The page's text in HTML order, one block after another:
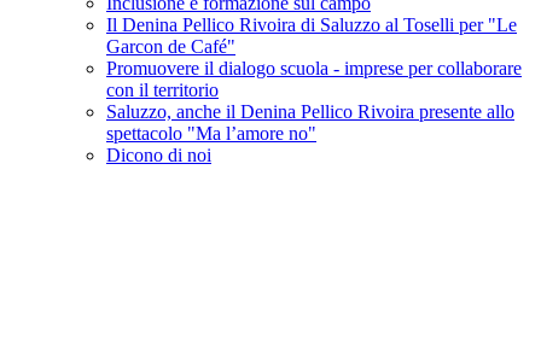
Il Denina Pellico Rivoira di Saluzzo al Toselli per "Le
Garcon de Café"
Promuovere il dialogo scuola - imprese per collaborare
con il territorio
Saluzzo, anche il Denina Pellico Rivoira presente allo
spettacolo "Ma l’amore no"
Dicono di noi